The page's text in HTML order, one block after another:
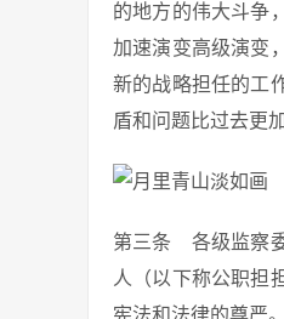
的地方的伟大斗争
加速演变高级演变
新的战略担任的工
盾和问题比过去更
第三条 各级监察
人（以下称公职担
宪法和法律的尊严。